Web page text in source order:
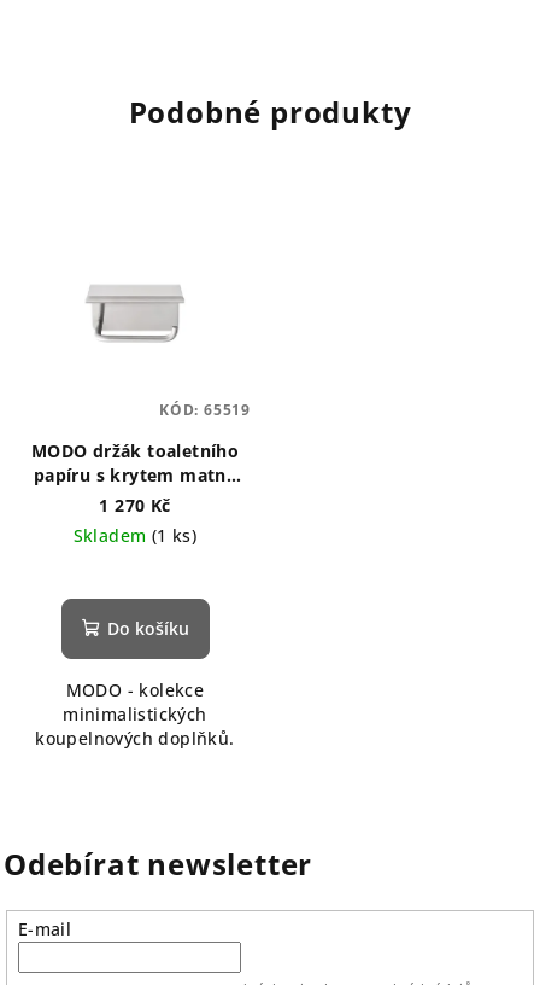
Podobné produkty
MODO držák toaletního
papíru s krytem matná
nerez
1 270 Kč
Skladem (1 ks)
Do košíku
MODO - kolekce
minimalistických
koupelnových doplňků.
KÓD: 65519
Odebírat newsletter
E-mail